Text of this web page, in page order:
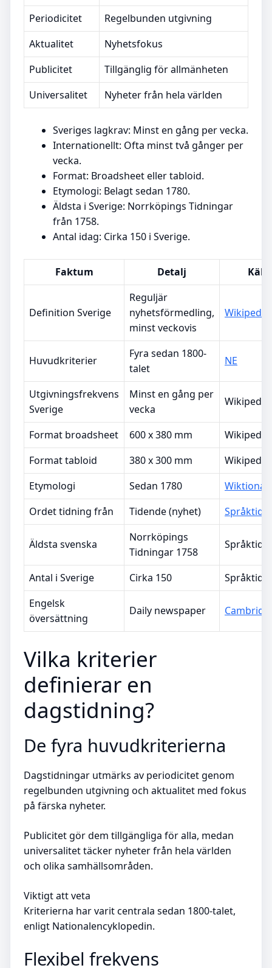
Periodicitet
Regelbunden utgivning
Aktualitet
Nyhetsfokus
Publicitet
Tillgänglig för allmänheten
Universalitet
Nyheter från hela världen
Sveriges lagkrav: Minst en gång per vecka.
Internationellt: Ofta minst två gånger per
vecka.
Format: Broadsheet eller tabloid.
Etymologi: Belagt sedan 1780.
Äldsta i Sverige: Norrköpings Tidningar
från 1758.
Antal idag: Cirka 150 i Sverige.
Faktum Detalj Källa
Definition Sverige
Reguljär
nyhetsförmedling,
minst veckovis
Wikipedia
Huvudkriterier
Fyra sedan 1800-
talet
NE
Utgivningsfrekvens
Sverige
Minst en gång per
vecka
Wikipedia
Format broadsheet 600 x 380 mm
Wikipedia
Format tabloid
380 x 300 mm
Wikipedia
Etymologi
Sedan 1780
Ordet tidning från
Tidende (nyhet)
Äldsta svenska
Norrköpings
Tidningar 1758
Antal i Sverige Cirka 150
Engelsk
översättning
Daily newspaper
Vilka kriterier
definierar en
dagstidning?
De fyra huvudkriterierna
Dagstidningar utmärks av periodicitet genom
regelbunden utgivning och aktualitet med fokus
på färska nyheter.
Publicitet gör dem tillgängliga för alla, medan
universalitet täcker nyheter från hela världen
och olika samhällsområden.
Viktigt att veta
Kriterierna har varit centrala sedan 1800-talet,
enligt Nationalencyklopedin.
Flexibel frekvens